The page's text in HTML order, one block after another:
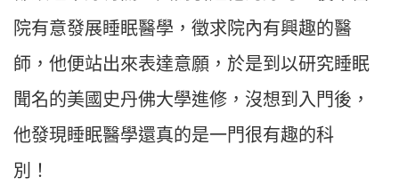
院有意發展睡眠醫學，徵求院內有興趣的醫
師，他便站出來表達意願，於是到以研究睡眠
聞名的美國史丹佛大學進修，沒想到入門後，
他發現睡眠醫學還真的是一門很有趣的科
別！